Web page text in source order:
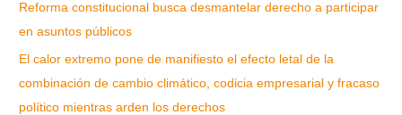
Reforma constitucional busca desmantelar derecho a participar
en asuntos públicos
El calor extremo pone de manifiesto el efecto letal de la
combinación de cambio climático, codicia empresarial y fracaso
político mientras arden los derechos